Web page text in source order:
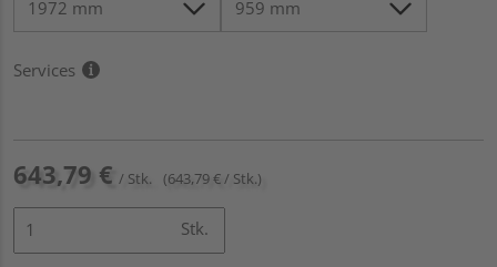
Services
643,79 € / Stk. (643,79 € / Stk.)
Stk.